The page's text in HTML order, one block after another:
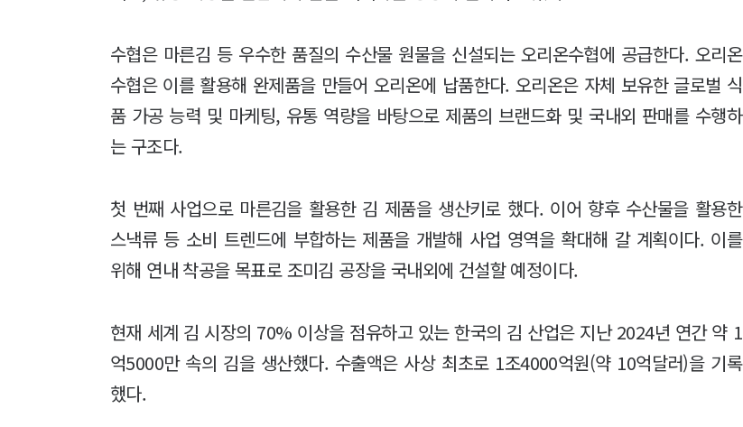
수협은 마른김 등 우수한 품질의 수산물 원물을 신설되는 오리온수협에 공급한다. 오리온
수협은 이를 활용해 완제품을 만들어 오리온에 납품한다. 오리온은 자체 보유한 글로벌 식
품 가공 능력 및 마케팅, 유통 역량을 바탕으로 제품의 브랜드화 및 국내외 판매를 수행하
는 구조다.
첫 번째 사업으로 마른김을 활용한 김 제품을 생산키로 했다. 이어 향후 수산물을 활용한
스낵류 등 소비 트렌드에 부합하는 제품을 개발해 사업 영역을 확대해 갈 계획이다. 이를
위해 연내 착공을 목표로 조미김 공장을 국내외에 건설할 예정이다.
현재 세계 김 시장의 70% 이상을 점유하고 있는 한국의 김 산업은 지난 2024년 연간 약 1
억5000만 속의 김을 생산했다. 수출액은 사상 최초로 1조4000억원(약 10억달러)을 기록
했다.